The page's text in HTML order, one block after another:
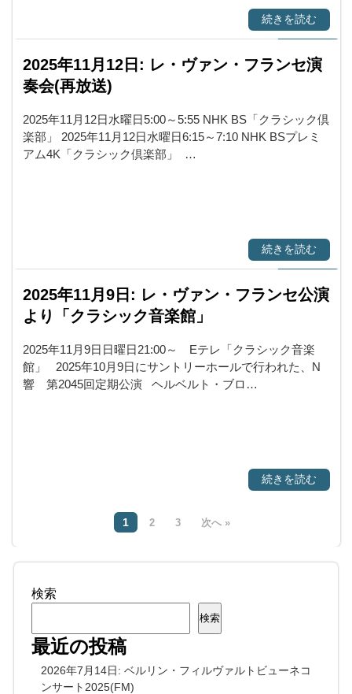
続きを読む
2025年11月12日: レ・ヴァン・フランセ演
奏会(再放送)
2025年11月12日水曜日5:00～5:55 NHK BS「クラシック倶
楽部」 2025年11月12日水曜日6:15～7:10 NHK BSプレミ
アム4K「クラシック倶楽部」 …
続きを読む
2025年11月9日: レ・ヴァン・フランセ公演
より「クラシック音楽館」
2025年11月9日日曜日21:00～ Eテレ「クラシック音楽
館」 2025年10月9日にサントリーホールで行われた、N
響 第2045回定期公演 ヘルベルト・ブロ…
続きを読む
1 2 3 次へ »
検索
検索
最近の投稿
2026年7月14日: ベルリン・フィルヴァルトビューネコ
ンサート2025(FM)